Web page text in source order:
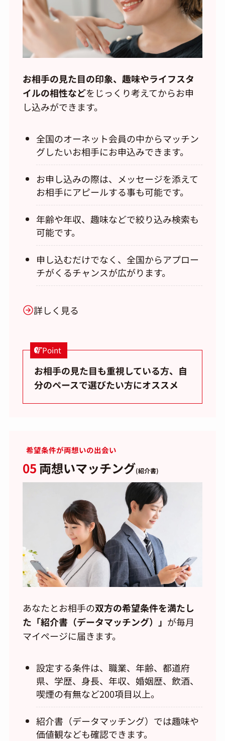
お相手の見た目の印象、趣味やライフスタ
イルの相性などをじっくり考えてからお申
し込みができます。
全国のオーネット会員の中からマッチン
グしたいお相手にお申込みできます。
お申し込みの際は、メッセージを添えて
お相手にアピールする事も可能です。
年齢や年収、趣味などで絞り込み検索も
可能です。
申し込むだけでなく、全国からアプロー
チがくるチャンスが広がります。
詳しく見る
Point
お相手の見た目も重視している方、自
分のペースで選びたい方にオススメ
希望条件が両想いの出会い
05 両想いマッチング(紹介書)
あなたとお相手の双方の希望条件を満たし
た「紹介書（データマッチング）」 が毎月
マイページに届きます。
設定する条件は、職業、年齢、都道府
県、学歴、身長、年収、婚姻歴、飲酒、
喫煙の有無など200項目以上。
紹介書（データマッチング）では趣味や
価値観なども確認できます。